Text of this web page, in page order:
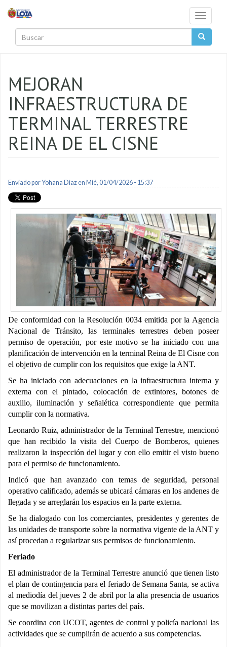
Toggle
MEJORAN
INFRAESTRUCTURA DE
TERMINAL TERRESTRE
REINA DE EL CISNE
Enviado porYohana Diazen Mié, 01/04/2026 - 15:37
De conformidad con la Resolución 0034 emitida por la Agencia
Nacional de Tránsito, las terminales terrestres deben poseer
permiso de operación, por este motivo se ha iniciado con una
planificación de intervención en la terminal Reina de El Cisne con
el objetivo de cumplir con los requisitos que exige la ANT.
Se ha iniciado con adecuaciones en la infraestructura interna y
externa con el pintado, colocación de extintores, botones de
auxilio, iluminación y señalética correspondiente que permita
cumplir con la normativa.
Leonardo Ruiz, administrador de la Terminal Terrestre, mencionó
que han recibido la visita del Cuerpo de Bomberos, quienes
realizaron la inspección del lugar y con ello emitir el visto bueno
para el permiso de funcionamiento.
Indicó que han avanzado con temas de seguridad, personal
operativo calificado, además se ubicará cámaras en los andenes de
llegada y se arreglarán los espacios en la parte externa.
Se ha dialogado con los comerciantes, presidentes y gerentes de
las unidades de transporte sobre la normativa vigente de la ANT y
así procedan a regularizar sus permisos de funcionamiento.
Feriado
El administrador de la Terminal Terrestre anunció que tienen listo
el plan de contingencia para el feriado de Semana Santa, se activa
al mediodía del jueves 2 de abril por la alta presencia de usuarios
que se movilizan a distintas partes del país.
Se coordina con UCOT, agentes de control y policía nacional las
actividades que se cumplirán de acuerdo a sus competencias.